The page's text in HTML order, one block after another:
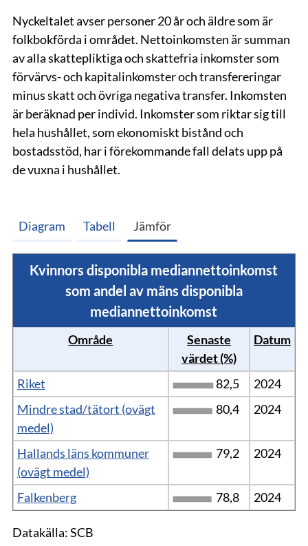
Nyckeltalet avser personer 20 år och äldre som är
folkbokförda i området. Nettoinkomsten är summan
av alla skattepliktiga och skattefria inkomster som
förvärvs- och kapitalinkomster och transfereringar
minus skatt och övriga negativa transfer. Inkomsten
är beräknad per individ. Inkomster som riktar sig till
hela hushållet, som ekonomiskt bistånd och
bostadsstöd, har i förekommande fall delats upp på
de vuxna i hushållet.
Diagram Tabell Jämför
Kvinnors disponibla mediannettoinkomst
som andel av mäns disponibla
mediannettoinkomst
Område
Senaste
värdet (%)
Datum
Riket 82,5
2024
Mindre stad/tätort (ovägt
medel)
80,4 2024
Hallands läns kommuner
(ovägt medel)
79,2 2024
Falkenberg 78,8 2024
Datakälla: SCB